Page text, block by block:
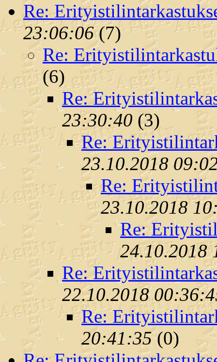
Re:
23:06:06(7)
Re:
(6)
Re:
23:30:40 (3)
Re:
23.10.2018
Re:
23.10.2018
Re:
24.10.2018
Re:
22.10.2018
Re:
20:41:35(0)